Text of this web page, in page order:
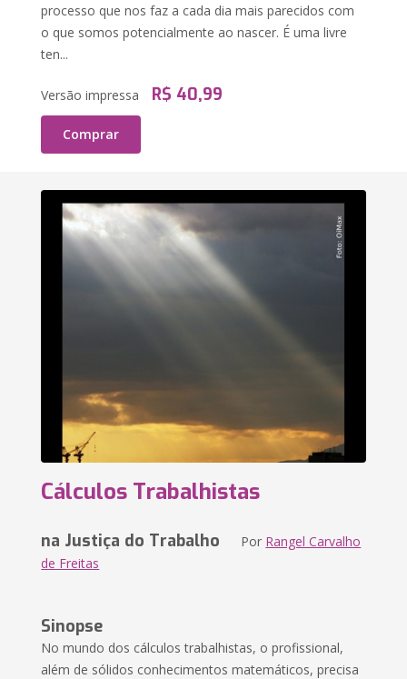
processo que nos faz a cada dia mais parecidos com
o que somos potencialmente ao nascer. É uma livre
ten...
Versão impressa R$ 40,99
Comprar
Cálculos Trabalhistas
na Justiça do Trabalho Por Rangel Carvalho
de Freitas
Sinopse
No mundo dos cálculos trabalhistas, o profissional,
além de sólidos conhecimentos matemáticos, precisa